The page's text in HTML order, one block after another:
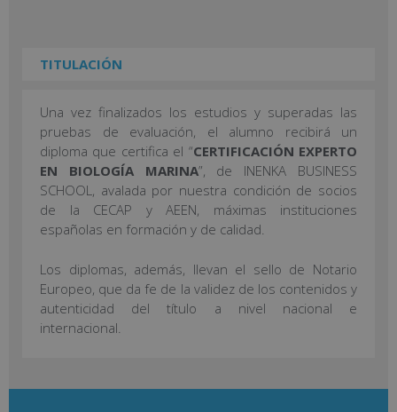
TITULACIÓN
Una vez finalizados los estudios y superadas las
pruebas de evaluación, el alumno recibirá un
diploma que certifica el “CERTIFICACIÓN EXPERTO
EN BIOLOGÍA MARINA”, de INENKA BUSINESS
SCHOOL, avalada por nuestra condición de socios
de la CECAP y AEEN, máximas instituciones
españolas en formación y de calidad.
Los diplomas, además, llevan el sello de Notario
Europeo, que da fe de la validez de los contenidos y
autenticidad del título a nivel nacional e
internacional.